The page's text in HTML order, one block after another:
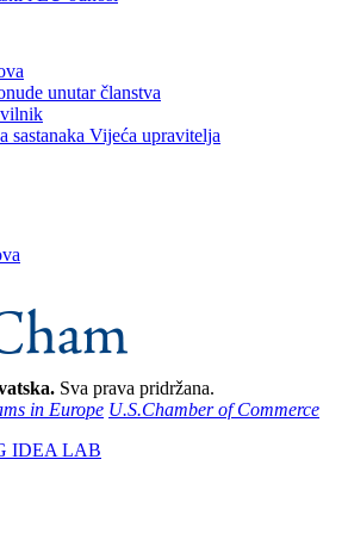
unutar članstva
sastanaka Vijeća upravitelja
Sva prava pridržana.
in Europe U.S.Chamber of Commerce
IDEA LAB